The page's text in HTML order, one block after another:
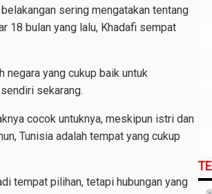
sering mengatakan tentang
18 bulan yang lalu, Khadafi sempat
negara yang cukup baik untuk
sekarang.
cocok untuknya, meskipun istri dan
Tunisia adalah tempat yang cukup
tempat pilihan, tetapi hubungan yang